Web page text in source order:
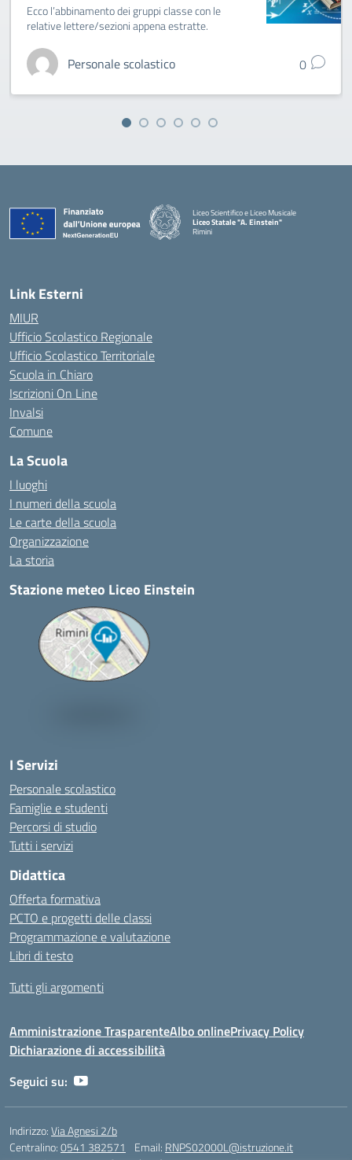
Ecco l’abbinamento dei gruppi classe con le
relative lettere/sezioni appena estratte.
Personale scolastico 0
Liceo Scientifico e Liceo Musicale
Liceo Statale "A. Einstein"
Rimini
Link Esterni
MIUR
Ufficio Scolastico Regionale
Ufficio Scolastico Territoriale
Scuola in Chiaro
Iscrizioni On Line
Invalsi
Comune
La Scuola
I luoghi
I numeri della scuola
Le carte della scuola
Organizzazione
La storia
Stazione meteo Liceo Einstein
I Servizi
Personale scolastico
Famiglie e studenti
Percorsi di studio
Tutti i servizi
Didattica
Offerta formativa
PCTO e progetti delle classi
Programmazione e valutazione
Libri di testo
Tutti gli argomenti
Amministrazione TrasparenteAlbo onlinePrivacy Policy
Dichiarazione di accessibilità
Seguici su:
Indirizzo:Via Agnesi 2/b
Centralino:0541 382571 Email: RNPS02000L@istruzione.it